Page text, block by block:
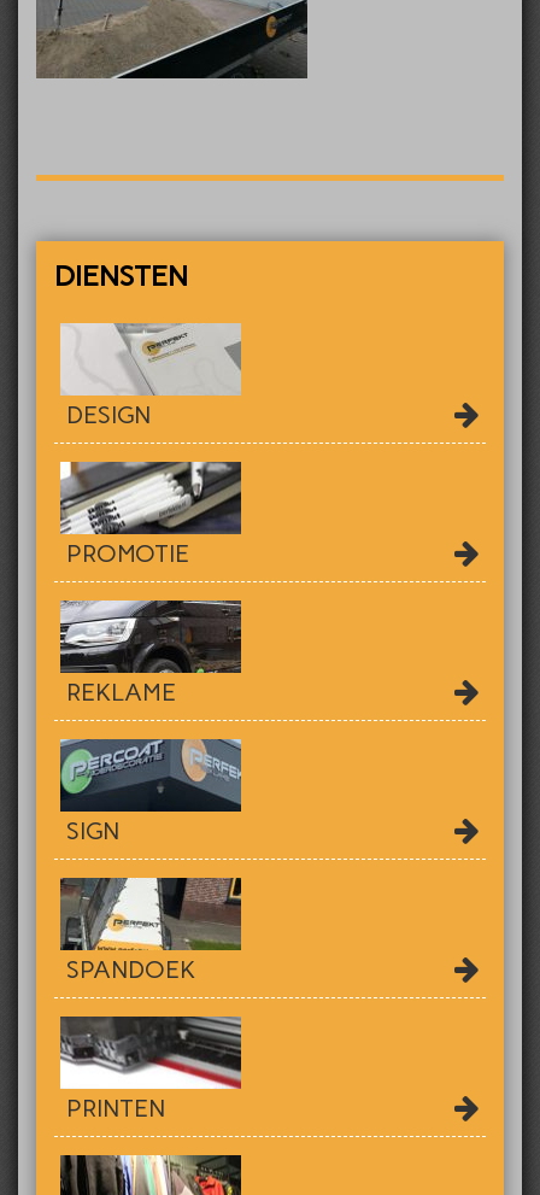
DIENSTEN
DESIGN
PROMOTIE
REKLAME
SIGN
SPANDOEK
PRINTEN